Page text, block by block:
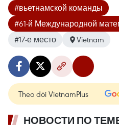
#вьетнамской команды
#61-й Международной
#17-е место
Vietnam
Theo dõi VietnamPlus
НОВОСТИ ПО